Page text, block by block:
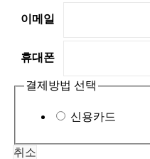
이메일
휴대폰
결제방법 선택
신용카드
취소